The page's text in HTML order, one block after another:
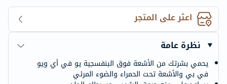
اعثر على المتجر
نظرة عامة
يحمي بشرتك من الأشعة فوق البنفسجية يو في أي ويو
في بي والأشعة تحت الحمراء والضوء المرئي